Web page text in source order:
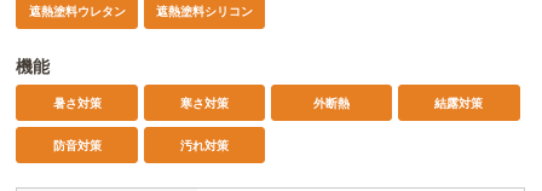
遮熱塗料ウレタン
遮熱塗料シリコン
機能
暑さ対策 寒さ対策 外断熱 結露対策
防音対策 汚れ対策